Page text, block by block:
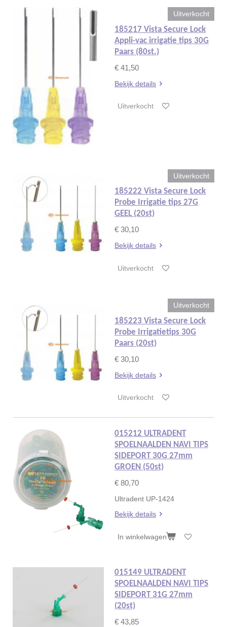
Uitverkocht
185217 Vista Secure Lock
Appli-vac irrigatie tips 30G
Paars (80st.)
€ 41,50
Bekijk details
Uitverkocht
Uitverkocht
185222 Vista Secure Lock
Probe Irrigatie tips 27G
GEEL (20st)
€ 30,10
Bekijk details
Uitverkocht
Uitverkocht
185223 Vista Secure Lock
Probe Irrigatietips 30G
Paars (20st)
€ 30,10
Bekijk details
Uitverkocht
015212 ULTRADENT
SPOELNAALDEN NAVI TIPS
SIDEPORT 30G 27mm
GROEN (50st)
€ 80,70
Ultradent UP-1424
Bekijk details
In winkelwagen
015149 ULTRADENT
SPOELNAALDEN NAVI TIPS
SIDEPORT 31G 27mm
(20st)
€ 43,85